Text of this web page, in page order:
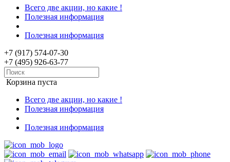
Всего две акции, но какие !
Полезная информация
Полезная информация
+7 (917) 574-07-30
+7 (495) 926-63-77
Корзина пуста
Всего две акции, но какие !
Полезная информация
Полезная информация